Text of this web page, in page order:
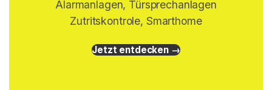
Alarmanlagen, Türsprechanlagen
Zutritskontrole, Smarthome
Jetzt entdecken →